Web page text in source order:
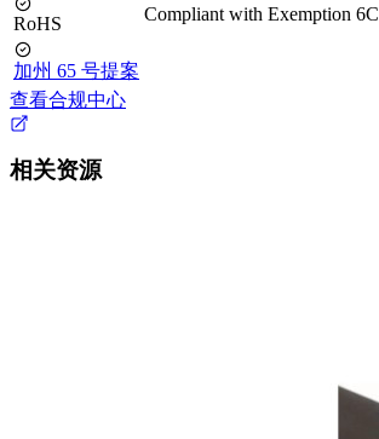
RoHS Compliant with Exemption 6C
加州 65 号提案
查看合规中心
相关资源